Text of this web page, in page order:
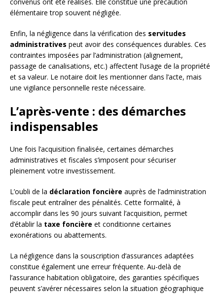
élémentaire trop souvent négligée.
Enfin, la négligence dans la vérification des servitudes
administratives peut avoir des conséquences durables. Ces
contraintes imposées par l’administration (alignement,
passage de canalisations, etc.) affectent l’usage de la propriété
et sa valeur. Le notaire doit les mentionner dans l’acte, mais
une vigilance personnelle reste nécessaire.
L’après-vente : des démarches
indispensables
Une fois l’acquisition finalisée, certaines démarches
administratives et fiscales s’imposent pour sécuriser
pleinement votre investissement.
L’oubli de la déclaration foncière auprès de l’administration
fiscale peut entraîner des pénalités. Cette formalité, à
accomplir dans les 90 jours suivant l’acquisition, permet
d’établir la taxe foncière et conditionne certaines
exonérations ou abattements.
La négligence dans la souscription d’assurances adaptées
constitue également une erreur fréquente. Au-delà de
l’assurance habitation obligatoire, des garanties spécifiques
peuvent s’avérer nécessaires selon la situation géographique